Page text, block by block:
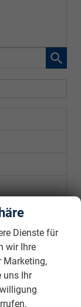
Dienste für
wir Ihre
Marketing,
uns Ihr